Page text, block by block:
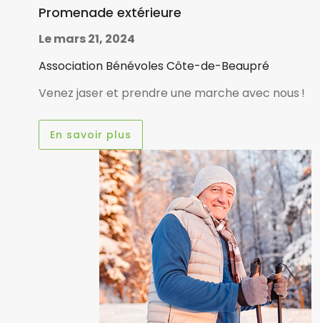
Promenade extérieure
Le mars 21, 2024
Association Bénévoles Côte-de-Beaupré
Venez jaser et prendre une marche avec nous !
En savoir plus